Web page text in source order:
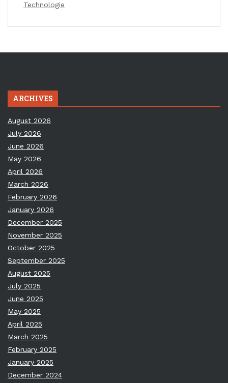
Technologie
ARCHIVES
August 2026
July 2026
June 2026
May 2026
April 2026
March 2026
February 2026
January 2026
December 2025
November 2025
October 2025
September 2025
August 2025
July 2025
June 2025
May 2025
April 2025
March 2025
February 2025
January 2025
December 2024